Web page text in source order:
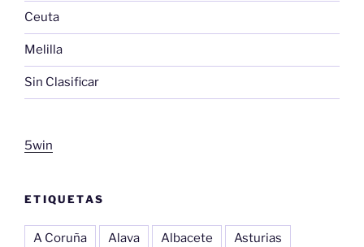
Ceuta
Melilla
Sin Clasificar
5win
ETIQUETAS
A Coruña Alava Albacete Asturias